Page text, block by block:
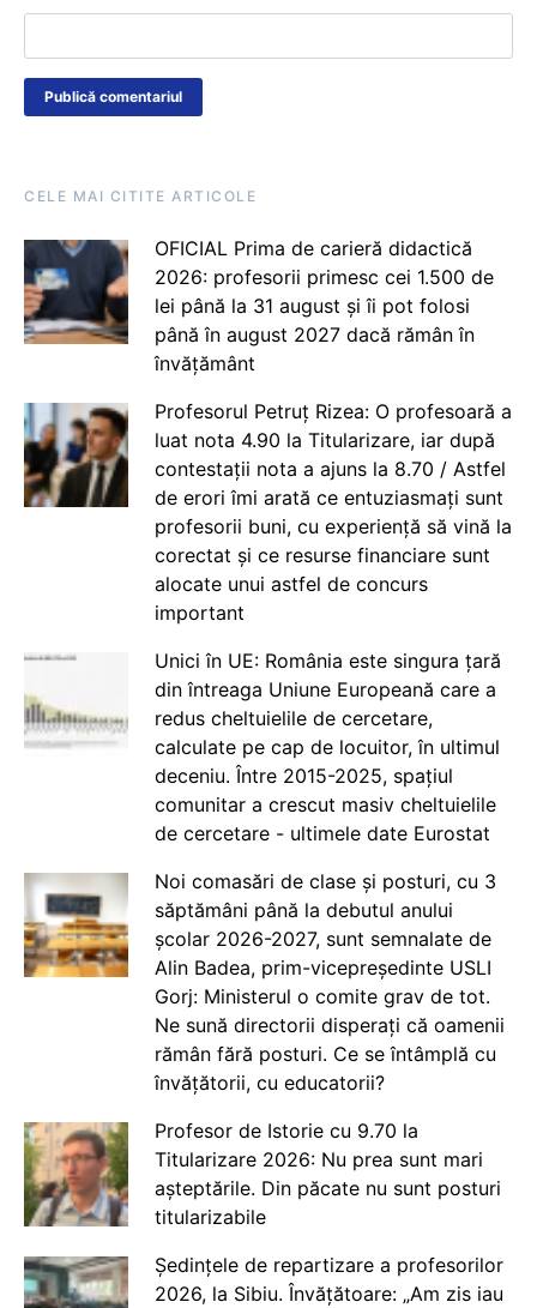
CELE MAI CITITE ARTICOLE
OFICIAL Prima de carieră didactică
2026: profesorii primesc cei 1.500 de
lei până la 31 august și îi pot folosi
până în august 2027 dacă rămân în
învățământ
Profesorul Petruț Rizea: O profesoară a
luat nota 4.90 la Titularizare, iar după
contestații nota a ajuns la 8.70 / Astfel
de erori îmi arată ce entuziasmați sunt
profesorii buni, cu experiență să vină la
corectat și ce resurse financiare sunt
alocate unui astfel de concurs
important
Unici în UE: România este singura țară
din întreaga Uniune Europeană care a
redus cheltuielile de cercetare,
calculate pe cap de locuitor, în ultimul
deceniu. Între 2015-2025, spațiul
comunitar a crescut masiv cheltuielile
de cercetare - ultimele date Eurostat
Noi comasări de clase și posturi, cu 3
săptămâni până la debutul anului
școlar 2026-2027, sunt semnalate de
Alin Badea, prim-vicepreședinte USLI
Gorj: Ministerul o comite grav de tot.
Ne sună directorii disperați că oamenii
rămân fără posturi. Ce se întâmplă cu
învățătorii, cu educatorii?
Profesor de Istorie cu 9.70 la
Titularizare 2026: Nu prea sunt mari
așteptările. Din păcate nu sunt posturi
titularizabile
Ședințele de repartizare a profesorilor
2026, la Sibiu. Învățătoare: „Am zis iau